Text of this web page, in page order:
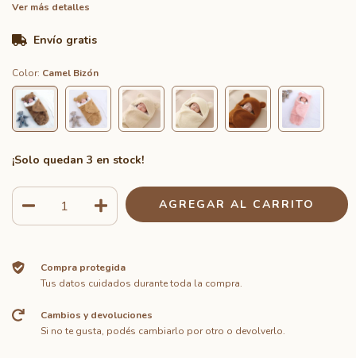
Ver más detalles
Envío gratis
Color: Camel Bizón
¡Solo quedan 3 en stock!
Compra protegida
Tus datos cuidados durante toda la compra.
Cambios y devoluciones
Si no te gusta, podés cambiarlo por otro o devolverlo.